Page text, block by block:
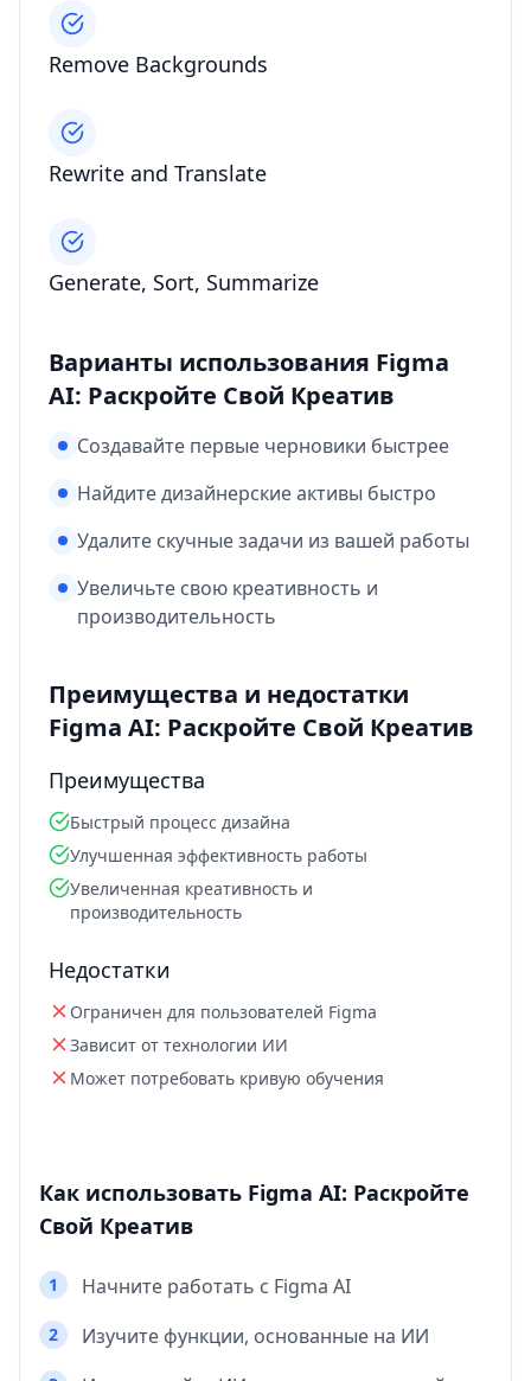
Remove Backgrounds
Rewrite and Translate
Generate, Sort, Summarize
Варианты использования Figma
AI: Раскройте Свой Креатив
Создавайте первые черновики быстрее
Найдите дизайнерские активы быстро
Удалите скучные задачи из вашей работы
Увеличьте свою креативность и
производительность
Преимущества и недостатки
Figma AI: Раскройте Свой Креатив
Преимущества
Быстрый процесс дизайна
Улучшенная эффективность работы
Увеличенная креативность и
производительность
Недостатки
Ограничен для пользователей Figma
Зависит от технологии ИИ
Может потребовать кривую обучения
Как использовать Figma AI: Раскройте
Свой Креатив
1 Начните работать с Figma AI
2 Изучите функции, основанные на ИИ